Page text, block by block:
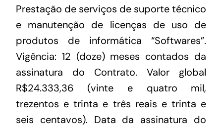
Prestação de serviços de suporte técnico
e manutenção de licenças de uso de
produtos de informática “Softwares”.
Vigência: 12 (doze) meses contados da
assinatura do Contrato. Valor global
R$24.333,36 (vinte e quatro mil,
trezentos e trinta e três reais e trinta e
seis centavos). Data da assinatura do